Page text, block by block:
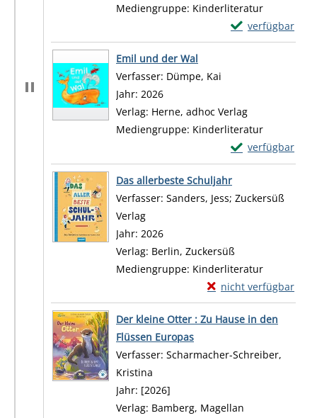
Mediengruppe: Kinderliteratur
verfügbar
Exemplar-
Zum Download
Emil und der Wal
Verfasser: Dümpe, Kai
Jahr: 2026
Verlag: Herne, adhoc Verlag
Mediengruppe: Kinderliteratur
verfügbar
Exemplar-
Zum Download
Das allerbeste Schuljahr
Verfasser: Sanders, Jess; Zuckersüß
Verlag
Jahr: 2026
Verlag: Berlin, Zuckersüß
Mediengruppe: Kinderliteratur
nicht verfügbar
Exemplar-Details
Zum Download von
Der kleine Otter : Zu Hause in den
Flüssen Europas
Verfasser: Scharmacher-Schreiber,
Kristina
Jahr: [2026]
Verlag: Bamberg, Magellan